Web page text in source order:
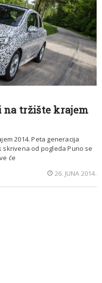
na tržište krajem
2014. Peta generacija
skrivena od pogleda Puno se
će
26. JUNA 2014.